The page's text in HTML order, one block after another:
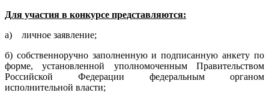
Для участия в конкурсе представляются:
а) личное заявление;
б) собственноручно заполненную и подписанную анкету по
форме, установленной уполномоченным Правительством
Российской Федерации федеральным органом
исполнительной власти;